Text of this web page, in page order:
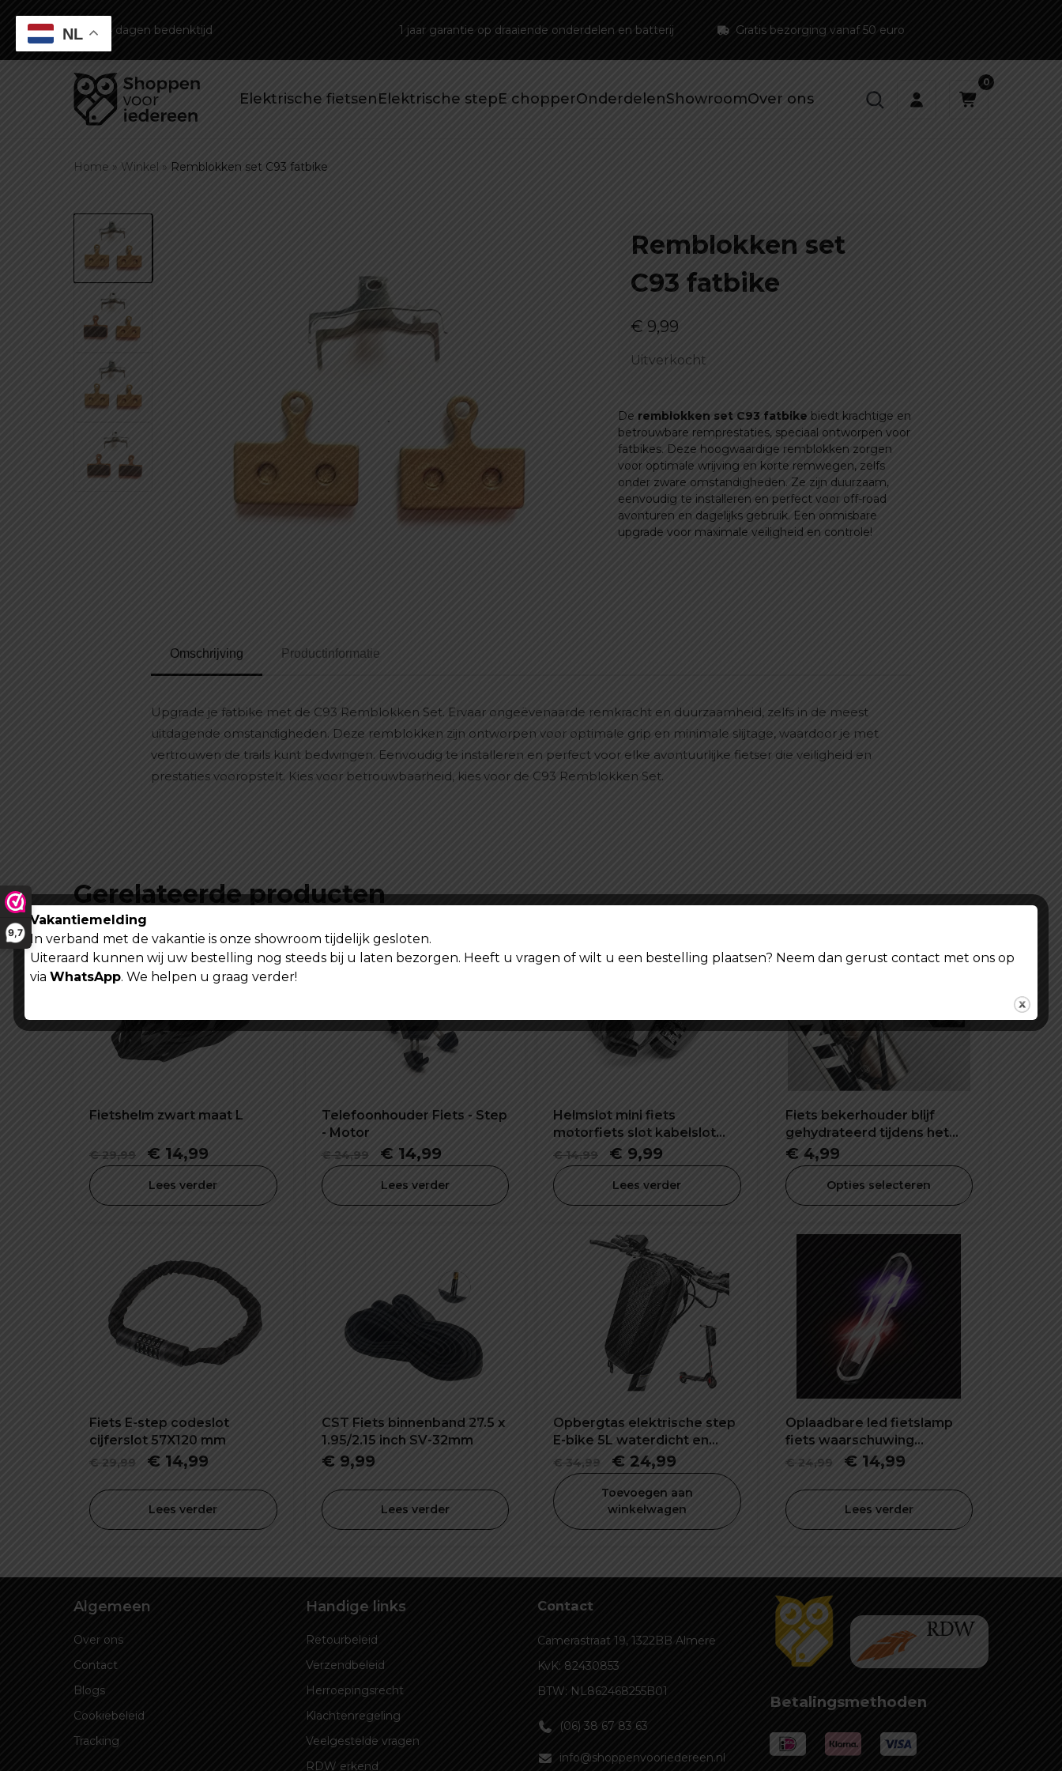
9,7
Gratis bezorging vanaf 50 euro
14 dagen bedenktijd 1 jaar garantie op draaiende onderdelen en batterij
Elektrische fietsenElektrische stepE chopperOnderdelenShowroomOver ons
0
Home » Winkel » Remblokken set C93 fatbike
Remblokken set
C93 fatbike
€ 9,99
Uitverkocht
De remblokken set C93 fatbike biedt krachtige en
betrouwbare remprestaties, speciaal ontworpen voor
fatbikes. Deze hoogwaardige remblokken zorgen
voor optimale wrijving en korte remwegen, zelfs
onder zware omstandigheden. Ze zijn duurzaam,
eenvoudig te installeren en perfect voor off-road
avonturen en dagelijks gebruik. Een onmisbare
upgrade voor maximale veiligheid en controle!
Omschrijving Productinformatie
Upgrade je fatbike met de C93 Remblokken Set. Ervaar ongeëvenaarde remkracht en duurzaamheid, zelfs in de meest
uitdagende omstandigheden. Deze remblokken zijn ontworpen voor optimale grip en minimale slijtage, waardoor je met
vertrouwen de trails kunt bedwingen. Eenvoudig te installeren en perfect voor elke avontuurlijke fietser die veiligheid en
prestaties vooropstelt. Kies voor betrouwbaarheid, kies voor de C93 Remblokken Set.
Gerelateerde producten
Fietshelm zwart maat L
€29,99
Oorspronkelijke
€ 14,99
Lees verder
Telefoonhouder Fiets - Step
- Motor
€24,99
Oorspronkelijke
€ 14,99Huidige
Lees verder
Helmslot mini fiets
motorfiets slot kabelslot
combinatieslot
€14,99
Oorspronkelijke
€ 9,99
prijs
Lees verder
Fiets bekerhouder blijf
gehydrateerd tijdens het
rijden
€4,99
Opties selecteren
Fiets E-step codeslot
cijferslot 57X120 mm
€29,99
Oorspronkelijke
was:
€ 29,99.
€ 14,99
is:
€ 14,99.
Lees verder
CST Fiets binnenband 27.5 x
1.95/2.15 inch SV-32mm
€9,99
Lees verder
Opbergtas elektrische step
E-bike 5L waterdicht en
schokbestendig
€34,99
Oorspronkelijke
was:
€ 34,99.
€ 24,99
is:
€ 24,99.
Toevoegen aan
winkelwagen
Oplaadbare led fietslamp
fiets waarschuwing
veiligheid lamp
€24,99
Oorspronkelijke
was:
€ 24,99.
€14,99Huidige
is:
€ 14,99.
Lees verder
Algemeen
Over ons
Contact
Blogs
Cookiebeleid
Tracking
Handige links
Retourbeleid
Verzendbeleid
Herroepingsrecht
Klachtenregeling
Veelgestelde vragen
RDW erkend
Contact
Camerastraat 19, 1322BB Almere
KvK: 82430853
BTW: NL862468255B01
(06) 38 67 83 63
info@shoppenvooriedereen.nl
Betalingsmethoden
NL
Vakantiemelding
In verband met de vakantie is onze showroom tijdelijk gesloten.
Uiteraard kunnen wij uw bestelling nog steeds bij u laten bezorgen. Heeft u vragen of wilt u een bestelling plaatsen? Neem dan gerust contact met ons op
via WhatsApp. We helpen u graag verder!